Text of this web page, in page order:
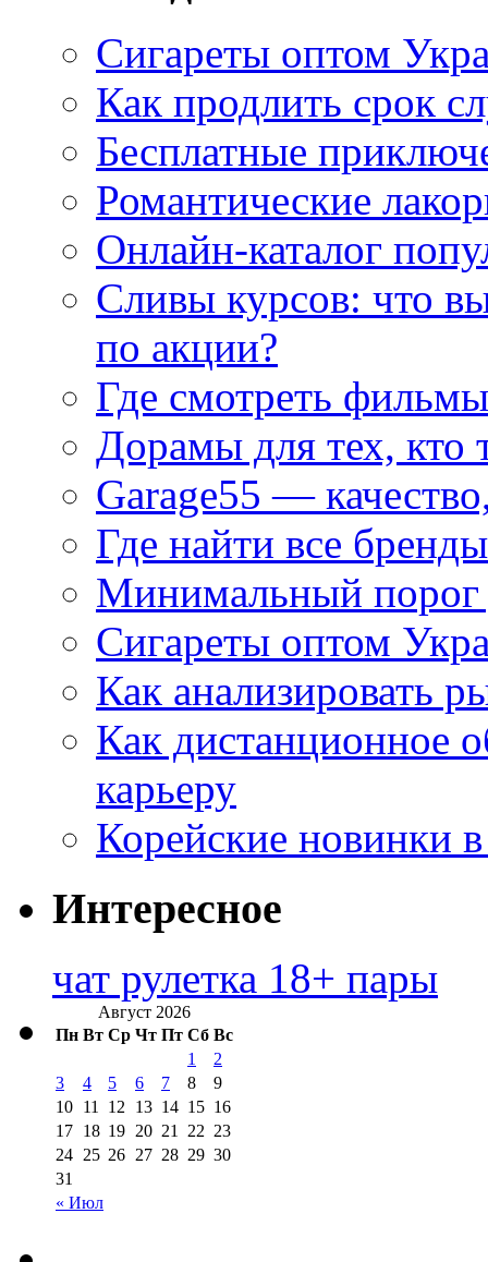
Сигареты оптом
Как продлить срок
Бесплатные
Романтические
Онлайн-каталог
Сливы курсов: что
по акции?
Где смотреть
Дорамы для тех, кто
Garage55 —
Где найти все
Минимальный порог
Сигареты оптом
Как анализировать
Как дистанционное
карьеру
Корейские новинки
Интересное
чат рулетка 18+ пары
Август 2026
Пн Вт Ср Чт Пт Сб Вс
« Июл
1
2
3
4 5 6 7 8
9
10 11 12 13 14 15 16
17 18 19 20 21 22 23
24 25 26 27 28 29 30
31